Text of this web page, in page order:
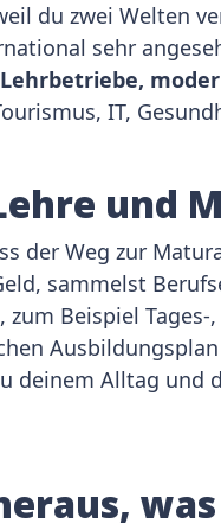
du zwei Welten
sehr
IT,
und
der Weg zur
sammelst
zum Beispiel
deinem Alltag und